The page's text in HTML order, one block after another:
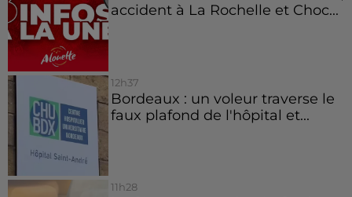
accident à La Rochelle et Choc...
12h37
Bordeaux : un voleur traverse le
faux plafond de l'hôpital et...
11h28